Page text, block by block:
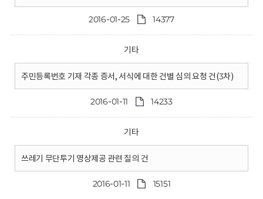
2016-01-25 14377
기타
주민등록번호 기재 각종 증서, 서식에 대한 건별 심의 요청 건(3차)
2016-01-11 14233
기타
쓰레기 무단투기 영상제공 관련 질의 건
2016-01-11 15151